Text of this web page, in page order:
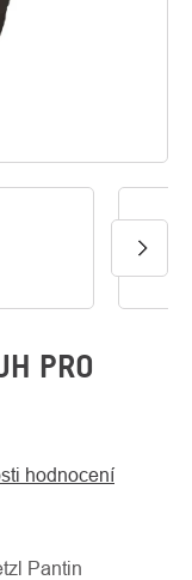
O
PRO
hodnocení
Pantin